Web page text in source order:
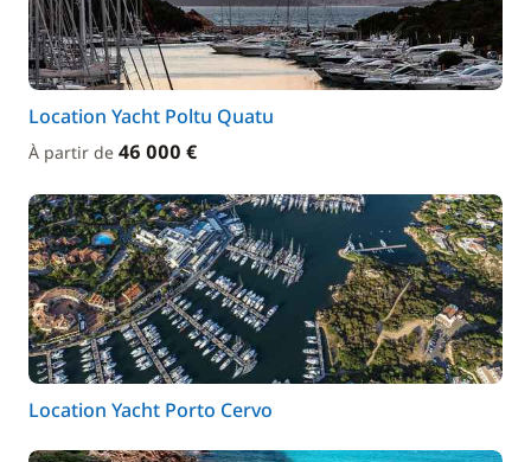
Location Yacht Poltu Quatu
À partir de 46 000 €
Location Yacht Porto Cervo